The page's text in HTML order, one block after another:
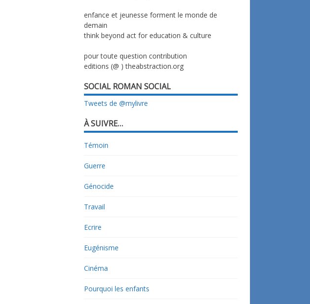
enfance et jeunesse forment le monde de
demain
think beyond act for education & culture
pour toute question contribution
editions (@ ) theabstraction.org
SOCIAL ROMAN SOCIAL
Tweets de @mylivre
À SUIVRE…
Témoin
Guerre
Génocide
Travail
Ecrire
Eugénisme
Cinéma
Pourquoi les enfants